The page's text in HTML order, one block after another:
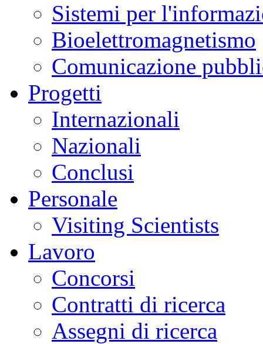
Sistemi per
Bioelettromagnetismo
Comunicazione
Progetti
Internazionali
Nazionali
Conclusi
Personale
Visiting Scientists
Lavoro
Concorsi
Contratti di ricerca
Assegni di ricerca